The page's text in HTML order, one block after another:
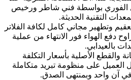
الفوري بواسطة فني شاطر ورخيص
التقنية الحديثة.
وتطهير مجاني كامل لكافة الفلاتر
دفع الهواء فور الانتهاء من عملية
بالعيدابي.
والقطع الأصلية بأسعار التكلفة
العميل على منظومة تبريد متكاملة
آن واحد وبمنتهى الصدق.